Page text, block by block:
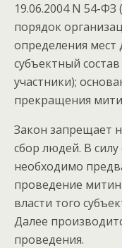
19.06.2004 N 54-
порядок
определения мест
субъектный
участники);
прекращения
Закон запрещает
сбор людей. В
необходимо
проведение
власти того
Далее
проведения.